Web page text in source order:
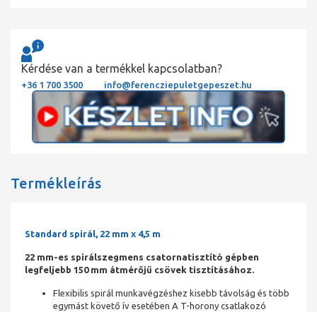
Kérdése van a termékkel kapcsolatban?
+36 1 700 3500 info@ferencziepuletgepeszet.hu
Termékleírás
Standard spirál, 22 mm x 4,5 m
22 mm-es spirálszegmens csatornatisztító gépben
legfeljebb 150 mm átmérőjű csövek tisztításához.
Flexibilis spirál munkavégzéshez kisebb távolság és több
egymást követő ív esetében A T-horony csatlakozó